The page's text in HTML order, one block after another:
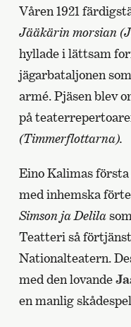
Våren 1921
Jääkärin morsian
hyllade i lättsam
jägarbataljonen
armé. Pjäsen blev
på
(Timmerflottarna).
Eino Kalimas första
med inhemska
Simson ja Delila
Teatteri så
Nationalteatern.
med den lovande
en manlig